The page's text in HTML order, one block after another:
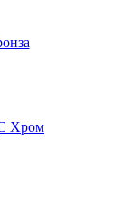
Хром